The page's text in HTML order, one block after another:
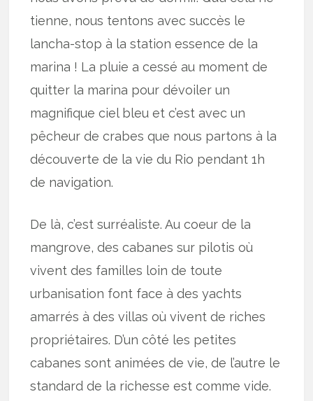
tienne, nous tentons avec succès le
lancha-stop à la station essence de la
marina ! La pluie a cessé au moment de
quitter la marina pour dévoiler un
magnifique ciel bleu et c’est avec un
pêcheur de crabes que nous partons à la
découverte de la vie du Rio pendant 1h
de navigation.
De là, c’est surréaliste. Au coeur de la
mangrove, des cabanes sur pilotis où
vivent des familles loin de toute
urbanisation font face à des yachts
amarrés à des villas où vivent de riches
propriétaires. D’un côté les petites
cabanes sont animées de vie, de l’autre le
standard de la richesse est comme vide.